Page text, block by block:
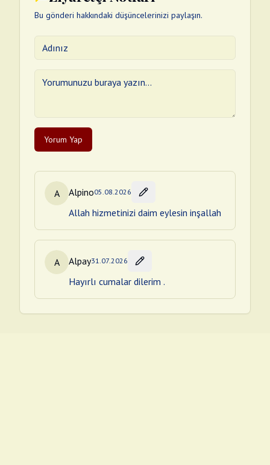
Bu gönderi hakkındaki düşüncelerinizi paylaşın.
Yorum Yap
A Alpino05.08.2026
Allah hizmetinizi daim eylesin inşallah
A Alpay31.07.2026
Hayırlı cumalar dilerim .